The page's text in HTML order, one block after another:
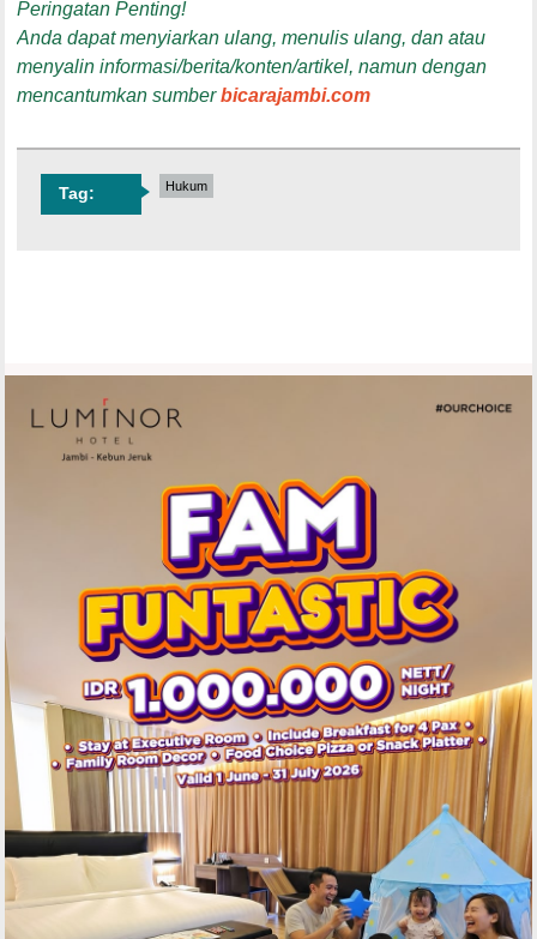
Peringatan Penting!
Anda dapat menyiarkan ulang, menulis ulang, dan atau
menyalin informasi/berita/konten/artikel, namun dengan
mencantumkan sumberbicarajambi.com
Tag: Hukum